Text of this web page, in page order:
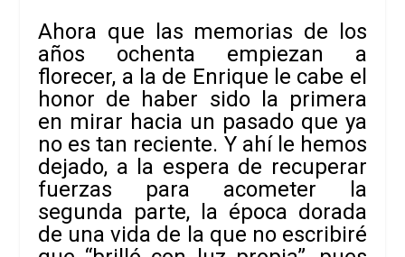
Ahora que las memorias de los
años ochenta empiezan a
florecer, a la de Enrique le cabe el
honor de haber sido la primera
en mirar hacia un pasado que ya
no es tan reciente. Y ahí le hemos
dejado, a la espera de recuperar
fuerzas para acometer la
segunda parte, la época dorada
de una vida de la que no escribiré